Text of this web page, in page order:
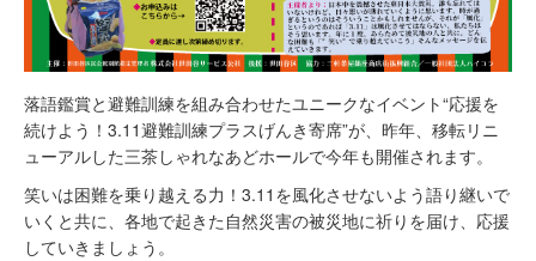
落語鑑賞と避難訓練を組み合わせたユニークなイベント“応援を
続けよう！3.11避難訓練プラスげんき寄席”が、昨年、移転リニ
ューアルした三茶しゃれなあどホールで今年も開催されます。
笑いは困難を乗り越える力！3.11を風化させないよう語り継いで
いくと共に、各地で起きた自然災害の被災地に祈りを届け、応援
していきましょう。